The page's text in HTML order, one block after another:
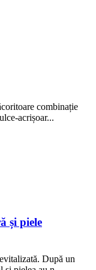
combinație
acrișoar...
și piele
După un